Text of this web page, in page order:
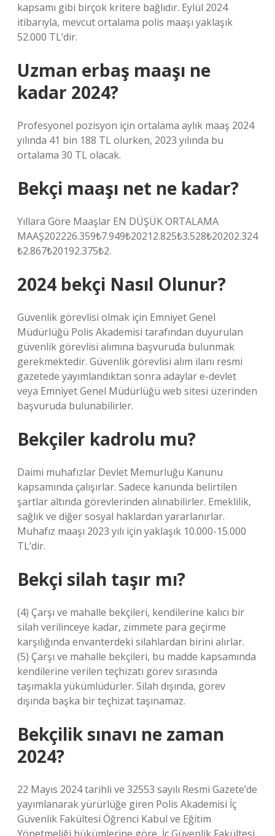
kapsamı gibi birçok kritere bağlıdır. Eylül 2024
itibarıyla, mevcut ortalama polis maaşı yaklaşık
52.000 TL’dir.
Uzman erbaş maaşı ne
kadar 2024?
Profesyonel pozisyon için ortalama aylık maaş 2024
yılında 41 bin 188 TL olurken, 2023 yılında bu
ortalama 30 TL olacak.
Bekçi maaşı net ne kadar?
Yıllara Göre Maaşlar EN DÜŞÜK ORTALAMA
MAAŞ202226.359₺7.949₺20212.825₺3.528₺20202.324
₺2.867₺20192.375₺2.
2024 bekçi Nasıl Olunur?
Güvenlik görevlisi olmak için Emniyet Genel
Müdürlüğü Polis Akademisi tarafından duyurulan
güvenlik görevlisi alımına başvuruda bulunmak
gerekmektedir. Güvenlik görevlisi alım ilanı resmi
gazetede yayımlandıktan sonra adaylar e-devlet
veya Emniyet Genel Müdürlüğü web sitesi üzerinden
başvuruda bulunabilirler.
Bekçiler kadrolu mu?
Daimi muhafızlar Devlet Memurluğu Kanunu
kapsamında çalışırlar. Sadece kanunda belirtilen
şartlar altında görevlerinden alınabilirler. Emeklilik,
sağlık ve diğer sosyal haklardan yararlanırlar.
Muhafız maaşı 2023 yılı için yaklaşık 10.000-15.000
TL’dir.
Bekçi silah taşır mı?
(4) Çarşı ve mahalle bekçileri, kendilerine kalıcı bir
silah verilinceye kadar, zimmete para geçirme
karşılığında envanterdeki silahlardan birini alırlar.
(5) Çarşı ve mahalle bekçileri, bu madde kapsamında
kendilerine verilen teçhizatı görev sırasında
taşımakla yükümlüdürler. Silah dışında, görev
dışında başka bir teçhizat taşınamaz.
Bekçilik sınavı ne zaman
2024?
22 Mayıs 2024 tarihli ve 32553 sayılı Resmi Gazete’de
yayımlanarak yürürlüğe giren Polis Akademisi İç
Güvenlik Fakültesi Öğrenci Kabul ve Eğitim